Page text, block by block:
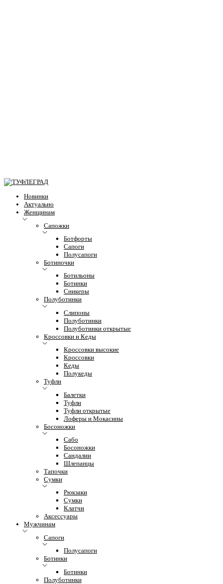
Новинки
Актуально
Женщинам
Сапожки
Ботфорты
Сапоги
Полусапоги
Ботиночки
Ботильоны
Ботинки
Сникеры
Полуботинки
Слипоны
Полуботинки
Полуботинки открытые
Кроссовки и Кеды
Кроссовки высокие
Кроссовки
Кеды
Полукеды
Туфли
Балетки
Туфли
Туфли открытые
Лоферы и Мокасины
Босоножки
Сабо
Босоножки
Сандалии
Шлепанцы
Тапочки
Сумки
Рюкзаки
Сумки
Клатчи
Аксессуары
Мужчинам
Сапоги
Полусапоги
Ботинки
Ботинки
Полуботинки